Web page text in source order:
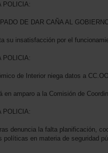
POLICIA:
DE DAR CAÑA AL
su insatisfacción por el
POLICIA:
de Interior niega datos a
en amparo a la Comisión de
POLICIA:
denuncia la falta planificación,
políticas en materia de seguridad